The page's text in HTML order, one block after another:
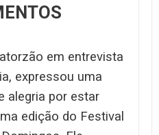
em entrevista
expressou uma
alegria por estar
edição do Festival